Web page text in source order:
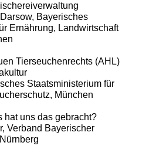
Bayerisches
Ernährung, Landwirtschaft
Tierseuchenrechts (AHL)
Staatsministerium für
München
hat uns das gebracht?
Verband Bayerischer